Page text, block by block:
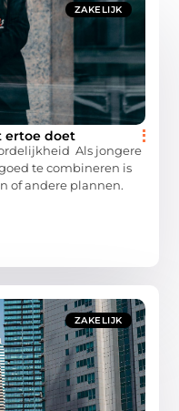
ZAKELIJK
ertoe doet
Als jongere
te combineren is
of andere plannen.
ZAKELIJK